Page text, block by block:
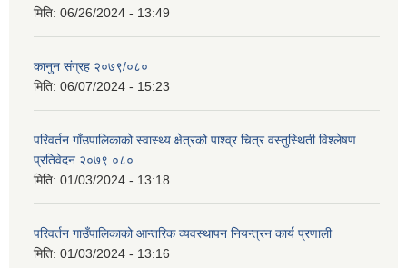
मिति: 06/26/2024 - 13:49
कानुन संग्रह २०७९/०८०
मिति: 06/07/2024 - 15:23
परिवर्तन गाँउपालिकाको स्वास्थ्य क्षेत्रको पाश्व्र चित्र वस्तुस्थिती विश्लेषण
प्रतिवेदन २०७९ ०८०
मिति: 01/03/2024 - 13:18
परिवर्तन गाउँपालिकाको आन्तरिक व्यवस्थापन नियन्त्रन कार्य प्रणाली
मिति: 01/03/2024 - 13:16